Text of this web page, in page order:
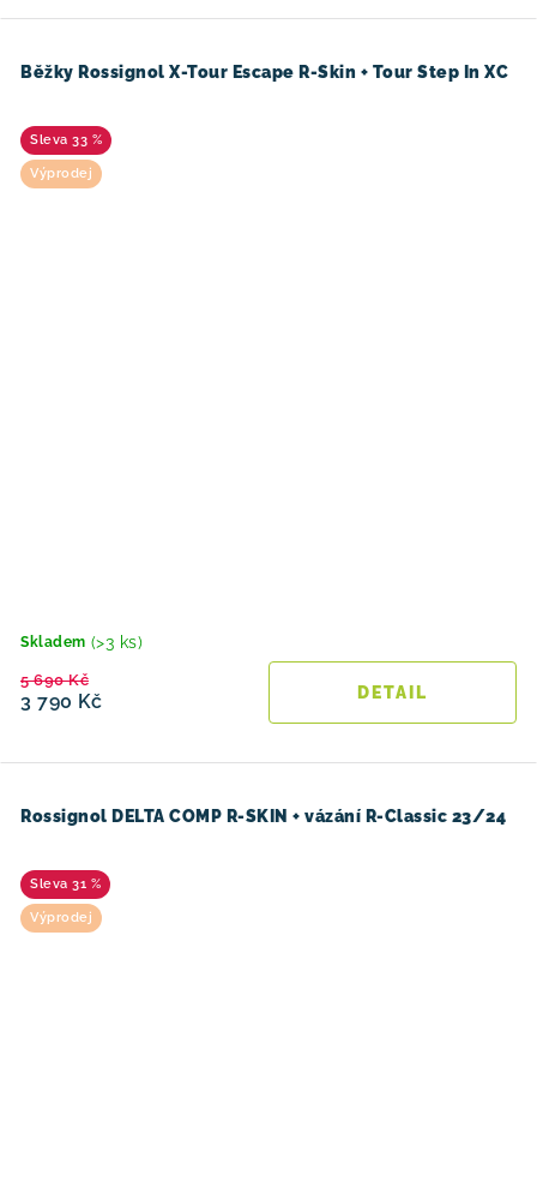
Běžky Rossignol X-Tour Escape R-Skin + Tour Step In XC
33 %
Výprodej
Skladem (>3 ks)
3 790 Kč
5 690 Kč
Rossignol DELTA COMP R-SKIN + vázání R-Classic 23/24
31 %
Výprodej